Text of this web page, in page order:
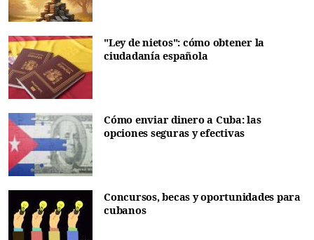
"Ley de nietos": cómo obtener la
ciudadanía española
Cómo enviar dinero a Cuba: las
opciones seguras y efectivas
Concursos, becas y oportunidades para
cubanos